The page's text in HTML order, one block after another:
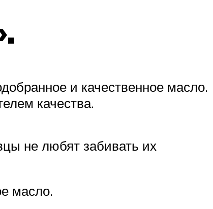
и качественное масло.
качества.
не любят забивать их
масло.